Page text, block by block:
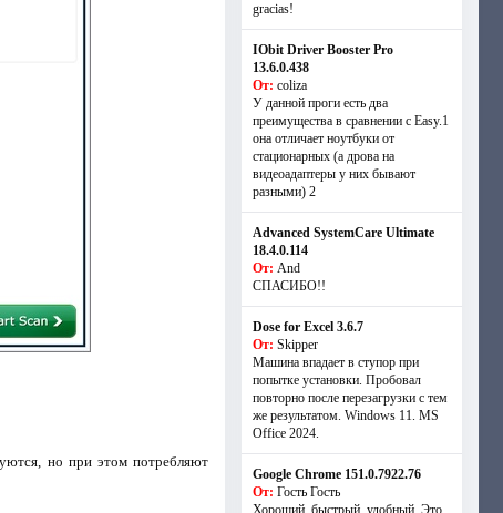
но при этом потребляют
gracias!
IObit Driver Booster Pro
13.6.0.438
От: coliza
У данной проги есть два
преимущества в сравнении с Easy.1
она отличает ноутбуки от
стационарных (а дрова на
видеоадаптеры у них бывают
разными) 2
Advanced SystemCare Ultimate
18.4.0.114
От: And
СПАСИБО!!
Dose for Excel 3.6.7
От: Skipper
Машина впадает в ступор при
попытке установки. Пробовал
повторно после перезагрузки с тем
же результатом. Windows 11. MS
Offiсe 2024.
Google Chrome 151.0.7922.76
От: Гость Гость
Хороший, быстрый, удобный. Это